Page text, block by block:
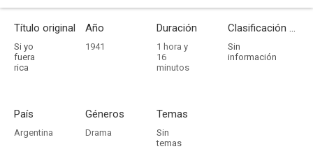
Título original
Si yo
fuera
rica
Año
1941
Duración
1 hora y
16
minutos
Clasificación por edades
Sin
información
País
Argentina
Géneros
Drama
Temas
Sin
temas